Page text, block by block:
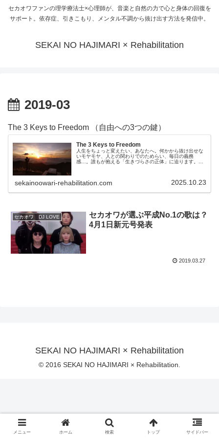
セカオワファンの理学療法士×心理師が、音楽と自然の力で心と身体の回復を
サポート。依存症、引きこもり、メンタル不調から抜け出す方法を発信中。
SEKAI NO HAJIMARI × Rehabilitation
2019-03
The 3 Keys to Freedom （自由への3つの鍵）
The 3 Keys to Freedom
人生をちょっと変えたい、あなたへ。何かから抜け出せな
いモヤモヤ、人との関わりでのためらい、毎日の義務
感…。誰もが抱える「生きづらさの正体」に迫ります。癒
sekainoowari-rehabilitation.com 2025.10.23
セカオワ DJ LOVE
セカオワが選ぶ平成No.1の歌は？
4月1日新元号発表
2019.03.27
SEKAI NO HAJIMARI × Rehabilitation
© 2016 SEKAI NO HAJIMARI × Rehabilitation.
メニュー ホーム 検索 トップ サイドバー